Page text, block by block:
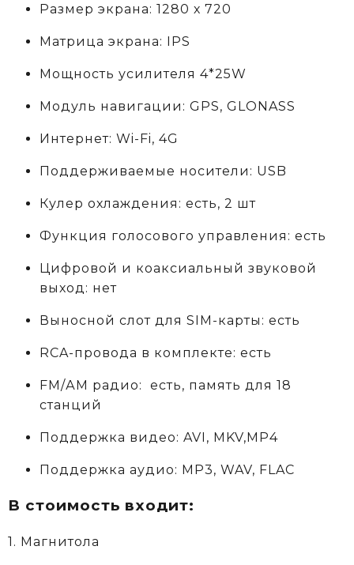
Размер экрана: 1280 х 720
Матрица экрана: IPS
Мощность усилителя 4*25W
Модуль навигации: GPS, GLONASS
Интернет: Wi-Fi, 4G
Поддерживаемые носители: USB
Кулер охлаждения: есть, 2 шт
Функция голосового управления: есть
Цифровой и коаксиальный звуковой
выход: нет
Выносной слот для SIM-карты: есть
RCA-провода в комплекте: есть
FM/АM радио: есть, память для 18
станций
Поддержка видео: AVI, MKV,MP4
Поддержка аудио: MP3, WAV, FLAC
В стоимость входит:
1. Магнитола